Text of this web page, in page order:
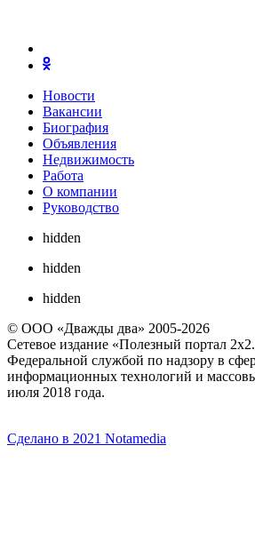
Новости
Вакансии
Биография
Объявления
Недвижимость
Работа
О компании
Руководство
hidden
hidden
hidden
© ООО «Дважды два» 2005-2026
Сетевое издание «Полезный портал
Федеральной службой по надзору в
информационных технологий и
июля 2018 года.
Сделано в 2021 Notamedia